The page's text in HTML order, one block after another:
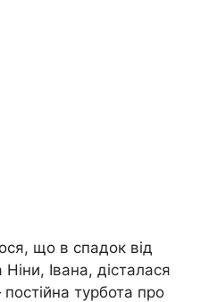
що в спадок від
Івана, дісталася
турбота про